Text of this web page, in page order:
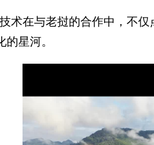
术在与老挝的合作中，不
星河。